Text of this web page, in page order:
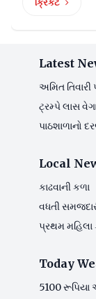
Latest
અમિત
ટ્રમ્પે લાસ
પાઠશાળાનો
Local
કાઢવાની કળા
વધતી
પ્રથમ મહિલા
Today
5100 રૂપિયા